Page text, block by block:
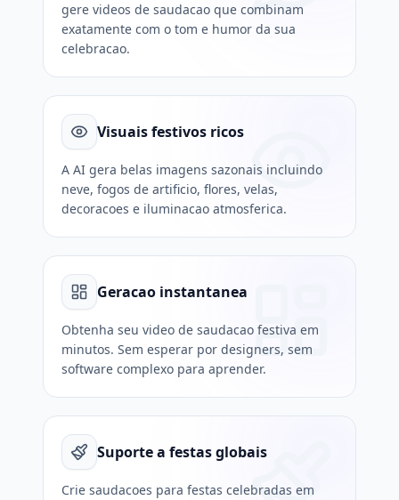
gere videos de saudacao que combinam
exatamente com o tom e humor da sua
celebracao.
Visuais festivos ricos
A AI gera belas imagens sazonais incluindo
neve, fogos de artificio, flores, velas,
decoracoes e iluminacao atmosferica.
Geracao instantanea
Obtenha seu video de saudacao festiva em
minutos. Sem esperar por designers, sem
software complexo para aprender.
Suporte a festas globais
Crie saudacoes para festas celebradas em